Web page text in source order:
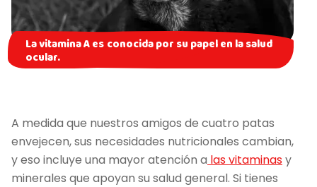
La vitamina A es conocida por su papel en la salud
ocular.
A medida que nuestros amigos de cuatro patas
envejecen, sus necesidades nutricionales cambian,
y eso incluye una mayor atención a las vitaminasy
minerales que apoyan su salud general. Si tienes